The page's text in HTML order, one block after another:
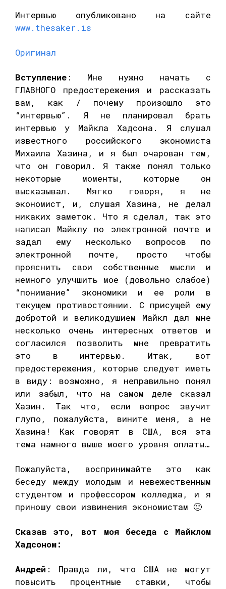
Интервью опубликовано на сайте
www.thesaker.is
Оригинал
Вступление : Мне нужно начать с
ГЛАВНОГО предостережения и рассказать
вам, как / почему произошло это
“интервью”. Я не планировал брать
интервью у Майкла Хадсона. Я слушал
известного российского экономиста
Михаила Хазина, и я был очарован тем,
что он говорил. Я также понял только
некоторые моменты, которые он
высказывал. Мягко говоря, я не
экономист, и, слушая Хазина, не делал
никаких заметок. Что я сделал, так это
написал Майклу по электронной почте и
задал ему несколько вопросов по
электронной почте, просто чтобы
прояснить свои собственные мысли и
немного улучшить мое (довольно слабое)
“понимание” экономики и ее роли в
текущем противостоянии. С присущей ему
добротой и великодушием Майкл дал мне
несколько очень интересных ответов и
согласился позволить мне превратить
это в интервью. Итак, вот
предостережения, которые следует иметь
в виду: возможно, я неправильно понял
или забыл, что на самом деле сказал
Хазин. Так что, если вопрос звучит
глупо, пожалуйста, вините меня, а не
Хазина! Как говорят в США, вся эта
тема намного выше моего уровня оплаты…
Пожалуйста, воспринимайте это как
беседу между молодым и невежественным
студентом и профессором колледжа, и я
приношу свои извинения экономистам 🙂
Сказав это, вот моя беседа с Майклом
Хадсоном:
Андрей : Правда ли, что США не могут
повысить процентные ставки, чтобы